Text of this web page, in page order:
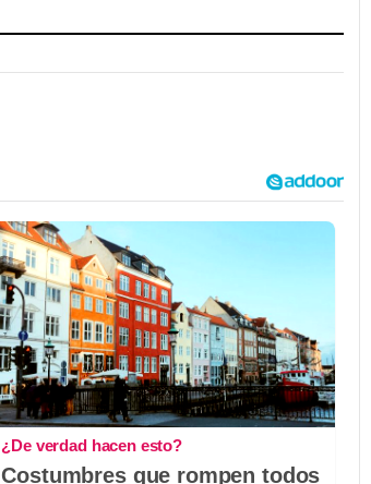
¿De verdad hacen esto?
Costumbres que rompen todos